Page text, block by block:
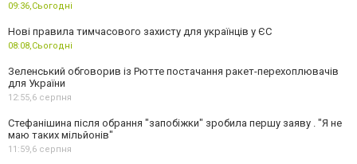
09:36,Сьогодні
Нові правила тимчасового захисту для українців у ЄС
08:08,Сьогодні
Зеленський обговорив із Рютте постачання ракет-перехоплювачів
для України
12:55,6 серпня
Стефанішина після обрання "запобіжки" зробила першу заяву . "Я не
маю таких мільйонів"
11:59,6 серпня